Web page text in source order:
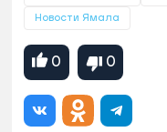
Новости Ямала
0 0